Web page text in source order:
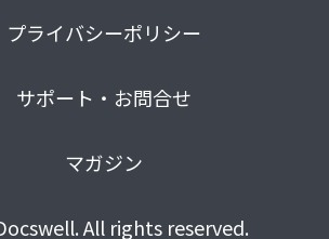
プライバシーポリシー
サポート・お問合せ
マガジン
All rights reserved.